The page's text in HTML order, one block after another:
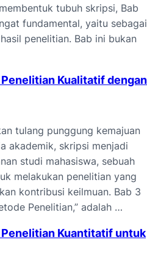
tubuh skripsi, Bab
fundamental, yaitu sebagai
penelitian. Bab ini bukan
Kualitatif dengan
tulang punggung kemajuan
akademik, skripsi menjadi
studi mahasiswa, sebuah
melakukan penelitian yang
kontribusi keilmuan. Bab 3
Penelitian,” adalah …
Kuantitatif untuk